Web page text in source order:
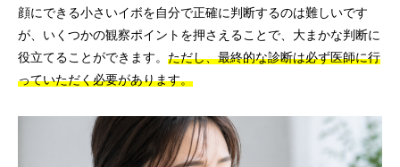
顔にできる小さいイボを自分で正確に判断するのは難しいです
が、いくつかの観察ポイントを押さえることで、大まかな判断に
役立てることができます。 ただし、最終的な診断は必ず医師に行
っていただく必要があります。